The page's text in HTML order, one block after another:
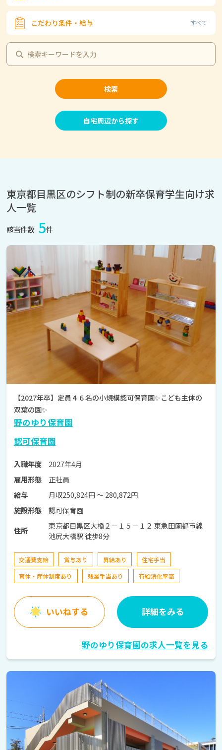
こだわり条件・給与 すべて
検索
自宅周辺から探す
東京都目黒区のシフト制の新卒保育学生向け求
人一覧
該当件数 5件
【2027年卒】定員４６名の小規模認可保育園✨こども主体の
双葉の園✨
野のゆり保育園
認可保育園
入職年度
2027年4月
雇用形態
正社員
給与
月収250,824円 〜 280,872円
施設形態
認可保育園
住所
東京都目黒区大橋２－１５－１２ 東急田園都市線
池尻大橋駅 徒歩8分
交通費支給 賞与あり 昇給あり
住宅手当
育休・産休制度あり
残業手当あり 有給消化率高
いいねする 詳細をみる
野のゆり保育園の求人一覧を見る